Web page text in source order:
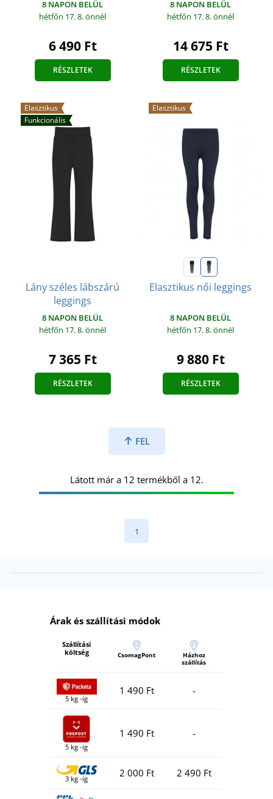
8 NAPON BELÜL
hétfőn 17. 8.önnél
6 490 Ft
RÉSZLETEK
8 NAPON BELÜL
hétfőn 17. 8.önnél
14 675 Ft
RÉSZLETEK
Elasztikus
Funkcionális
Lány széles lábszárú
leggings
8 NAPON BELÜL
hétfőn 17. 8.önnél
7 365 Ft
RÉSZLETEK
Elasztikus
Elasztikus női leggings
8 NAPON BELÜL
hétfőn 17. 8.önnél
9 880 Ft
RÉSZLETEK
FEL
Látott már a 12 termékből a 12.
1
Árak és szállítási módok
Szállítási
költség
CsomagPont
Házhoz
szállítás
5 kg -ig
1 490 Ft -
5 kg -ig
1 490 Ft -
3 kg -ig 2 000 Ft 2 490 Ft